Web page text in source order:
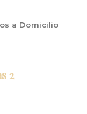
a Domicilio
2